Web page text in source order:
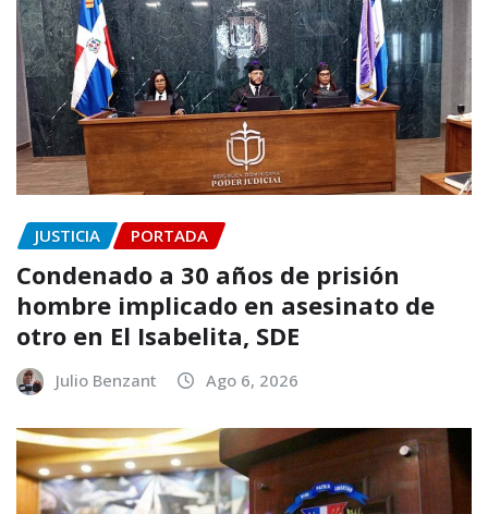
JUSTICIA PORTADA
Condenado a 30 años de prisión
hombre implicado en asesinato de
otro en El Isabelita, SDE
Julio Benzant Ago 6, 2026